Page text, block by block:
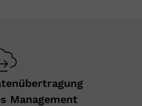
Management